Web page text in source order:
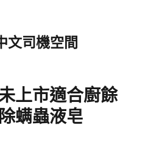
文司機空間
上市適合廚餘
螨蟲液皂